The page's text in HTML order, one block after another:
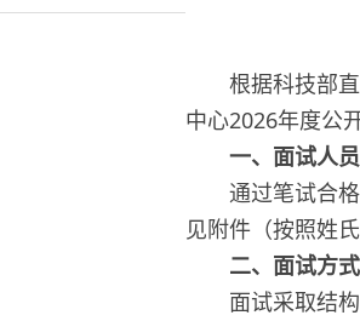
根据科技部
中心2026年度公
一、面试人员
通过笔试合
见附件（按照姓
二、面试方式
面试采取结